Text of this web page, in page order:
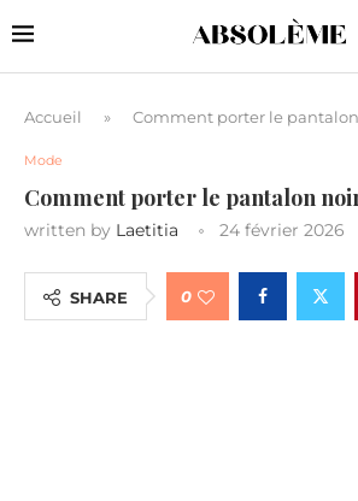
Accueil » Comment porter le
Mode
Comment porter le pantalon
written by Laetitia 24 février 2026
SHARE 0